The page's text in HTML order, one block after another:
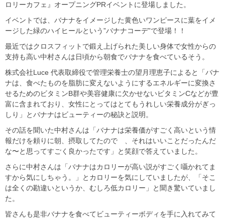
ロリーカフェ』オープニングPRイベントに登場しました。
イベントでは、バナナをイメージした黄色いワンピースに葉をイメ
ージした緑のハイヒールという”バナナコーデ”で登場！！
最近ではクロスフィットで鍛え上げられた美しい身体で女性からの
支持も高い中村さんは日頃から朝食でバナナを食べているそう。
株式会社Luce 代表取締役で管理栄養士の望月理恵子によると「バナ
ナは、食べたものを脂肪に変えないようにするエネルギーに変換さ
せるためのビタミンB群や美容健康に欠かせないビタミンCなどが豊
富に含まれており、女性にとってはとてもうれしい栄養成分がぎっ
しり」とバナナはビューティーの秘訣と説明。
その話を聞いた中村さんは「バナナは栄養価がすごく高いという情
報だけを頼りに朝、摂取してたので 、それはいいことだったんだ
な〜と思ってすごく良かったです」と笑顔で答えていました。
さらに中村さんは「バナナはカロリーが高い説がすごく囁かれてま
すから気にしちゃう。」とカロリーを気にしていましたが、「そこ
は全くの勘違いというか、むしろ低カロリー」と聞き驚いていまし
た。
皆さんも是非バナナを食べてビューティーボディを手に入れてみて